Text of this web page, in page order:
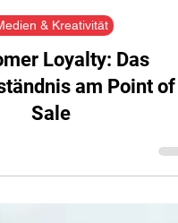
Mario Springer
3 Min. Lesezeit
& Kreativität
Loyalty: Das
am Point of